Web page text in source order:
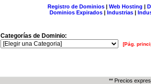
Registro de Dominios| Web Hosting |
Dominios Expirados | Industrias |
Categorías de Dominio:
[Pág.
** Precios